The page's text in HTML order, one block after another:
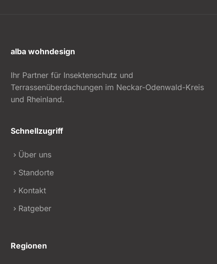
alba wohndesign
Ihr Partner für Insektenschutz und
Terrassenüberdachungen im Neckar-Odenwald-Kreis
und Rheinland.
Schnellzugriff
Über uns
Standorte
Kontakt
Ratgeber
Regionen